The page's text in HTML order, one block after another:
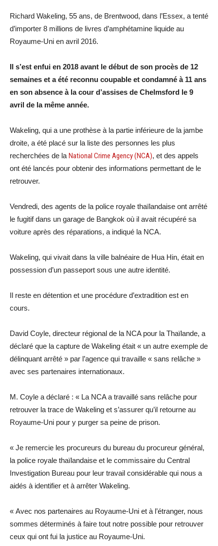
Richard Wakeling, 55 ans, de Brentwood, dans l’Essex, a tenté
d’importer 8 millions de livres d’amphétamine liquide au
Royaume-Uni en avril 2016.
Il s’est enfui en 2018 avant le début de son procès de 12
semaines et a été reconnu coupable et condamné à 11 ans
en son absence à la cour d’assises de Chelmsford le 9
avril de la même année.
Wakeling, qui a une prothèse à la partie inférieure de la jambe
droite, a été placé sur la liste des personnes les plus
recherchées de la National Crime Agency (NCA), et des appels
ont été lancés pour obtenir des informations permettant de le
retrouver.
Vendredi, des agents de la police royale thaïlandaise ont arrêté
le fugitif dans un garage de Bangkok où il avait récupéré sa
voiture après des réparations, a indiqué la NCA.
Wakeling, qui vivait dans la ville balnéaire de Hua Hin, était en
possession d’un passeport sous une autre identité.
Il reste en détention et une procédure d’extradition est en
cours.
David Coyle, directeur régional de la NCA pour la Thaïlande, a
déclaré que la capture de Wakeling était « un autre exemple de
délinquant arrêté » par l’agence qui travaille « sans relâche »
avec ses partenaires internationaux.
M. Coyle a déclaré : « La NCA a travaillé sans relâche pour
retrouver la trace de Wakeling et s’assurer qu’il retourne au
Royaume-Uni pour y purger sa peine de prison.
« Je remercie les procureurs du bureau du procureur général,
la police royale thaïlandaise et le commissaire du Central
Investigation Bureau pour leur travail considérable qui nous a
aidés à identifier et à arrêter Wakeling.
« Avec nos partenaires au Royaume-Uni et à l’étranger, nous
sommes déterminés à faire tout notre possible pour retrouver
ceux qui ont fui la justice au Royaume-Uni.